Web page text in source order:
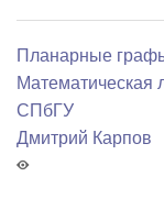
Планарные
СПбГУ
Дмитрий Карпов